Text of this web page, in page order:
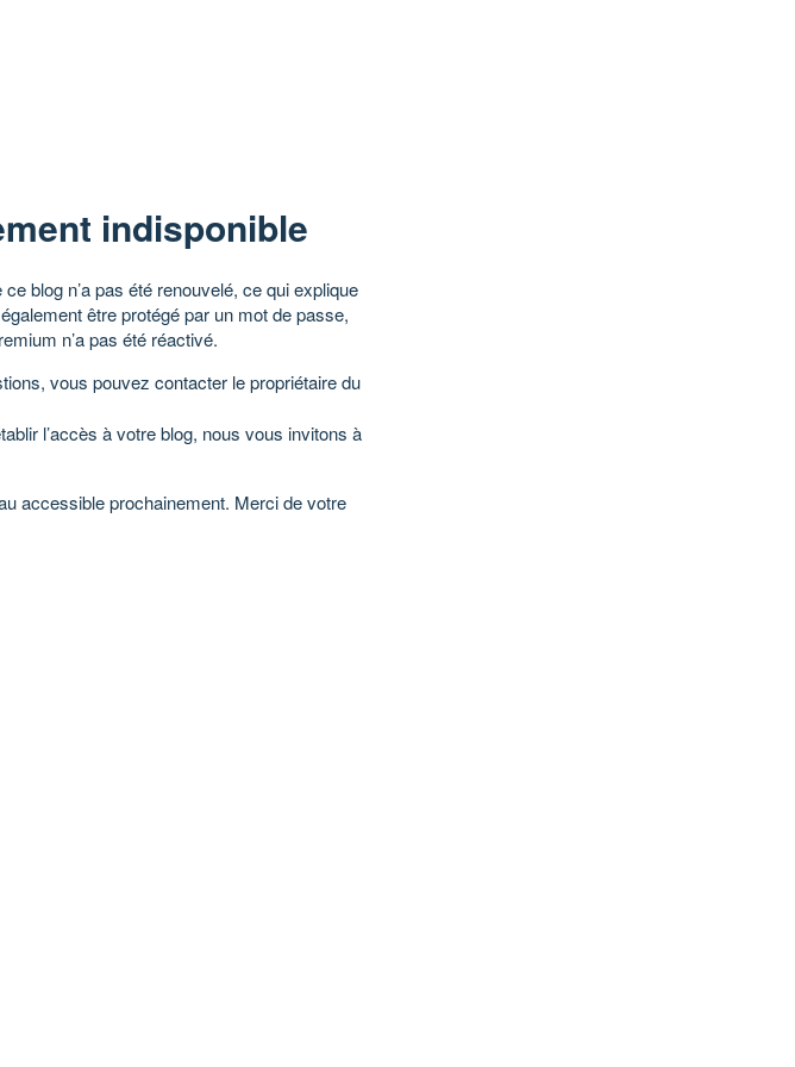
indisponible
blog n’a pas été renouvelé, ce qui explique
être protégé par un mot de passe,
n’a pas été réactivé.
vous pouvez contacter le propriétaire du
l’accès à votre blog, nous vous invitons à
accessible prochainement. Merci de votre